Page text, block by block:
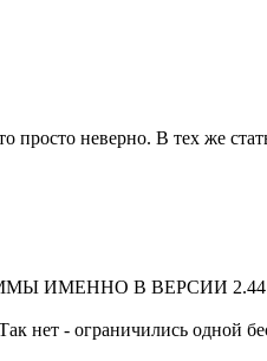
просто неверно. В тех же
ИМЕННО В ВЕРСИИ
нет - ограничились одной